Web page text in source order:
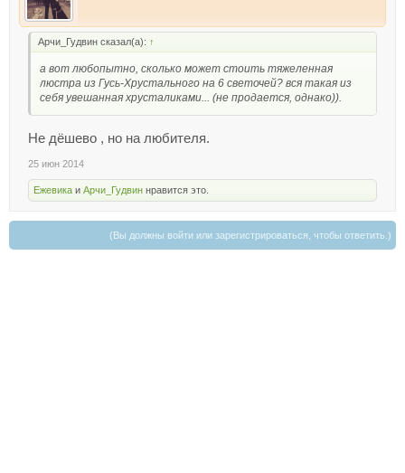
Арчи_Гудвин сказал(а): ↑
а вот любопытно, сколько может стоить тяжеленная
люстра из Гусь-Хрустального на 6 светочей? вся такая из
себя увешанная хрусталиками... (не продается, однако)).
Не дёшево , но на любителя.
25 июн 2014
Ежевика и Арчи_Гудвин нравится это.
(Вы должны войти или зарегистрироваться, чтобы ответить.)